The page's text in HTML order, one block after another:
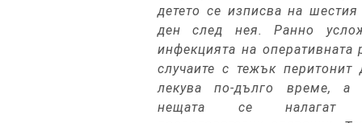
детето се изписва на
ден след нея. Ранно
инфекцията на оперативната
случаите с тежък перитонит
лекува по-дълго време, а
нещата се налагат